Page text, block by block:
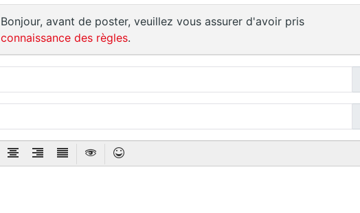
Bonjour, avant de poster, veuillez vous assurer d'avoir pris
connaissance des règles.